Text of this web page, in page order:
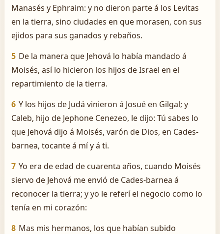
Manasés y Ephraim: y no dieron parte á los Levitas
en la tierra, sino ciudades en que morasen, con sus
ejidos para sus ganados y rebaños.
5 De la manera que Jehová lo había mandado á
Moisés, así lo hicieron los hijos de Israel en el
repartimiento de la tierra.
6 Y los hijos de Judá vinieron á Josué en Gilgal; y
Caleb, hijo de Jephone Cenezeo, le dijo: Tú sabes lo
que Jehová dijo á Moisés, varón de Dios, en Cades-
barnea, tocante á mí y á ti.
7 Yo era de edad de cuarenta años, cuando Moisés
siervo de Jehová me envió de Cades-barnea á
reconocer la tierra; y yo le referí el negocio como lo
tenía en mi corazón:
8 Mas mis hermanos, los que habían subido